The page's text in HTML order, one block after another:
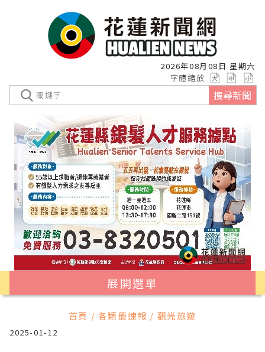
2026年08月08日 星期六
字體縮放
搜尋新聞
展開選單
首頁 / 各類最速報 / 觀光旅遊
2025-01-12